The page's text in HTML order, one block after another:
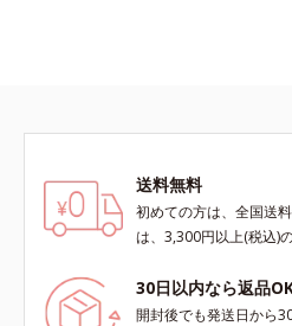
送料無料
初めての方は、全国送
は、3,300円以上(税込)
30日以内なら返品
開封後でも発送日から